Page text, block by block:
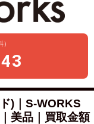
)｜S-WORKS
美品｜買取金額